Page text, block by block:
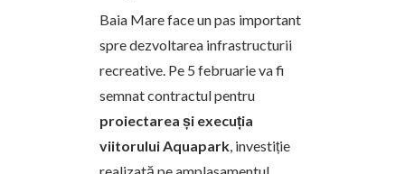
Baia Mare face un pas important
spre dezvoltarea infrastructurii
recreative. Pe 5 februarie va fi
semnat contractul pentru
proiectarea și execuția
viitorului Aquapark, investiție